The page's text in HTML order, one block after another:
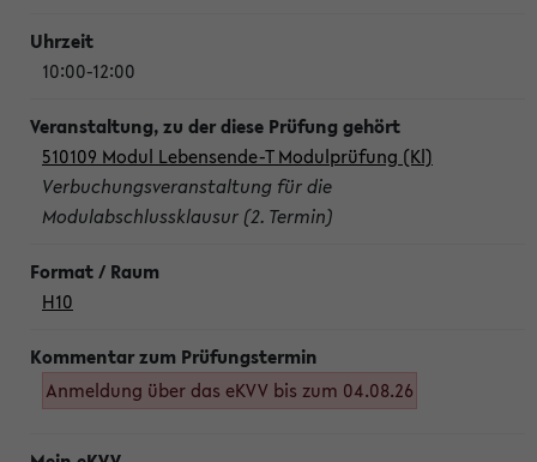
10:00-12:00
510109 Modul Lebensende-T Modulprüfung (Kl)
Verbuchungsveranstaltung für die
Modulabschlussklausur (2. Termin)
H10
Anmeldung über das eKVV bis zum 04.08.26